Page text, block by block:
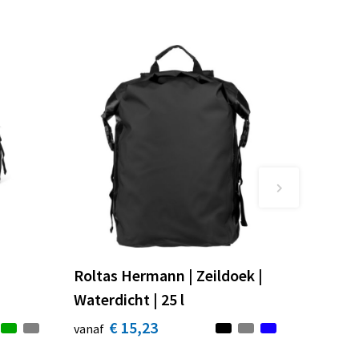
Roltas Hermann | Zeildoek |
Waterdicht | 25 l
vanaf € 15,23